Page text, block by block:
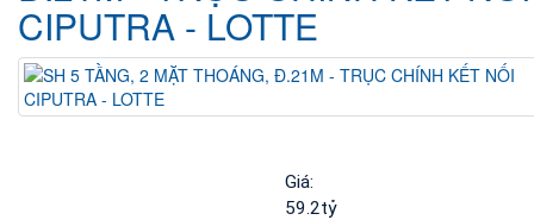
CIPUTRA - LOTTE
Giá:
59.2tỷ